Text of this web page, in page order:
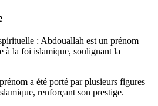
: Abdouallah est un prénom
à la foi islamique, soulignant la
a été porté par plusieurs figures
renforçant son prestige.